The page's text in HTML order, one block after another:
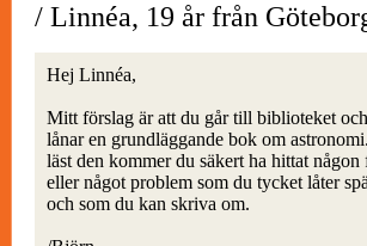
/ Linnéa, 19 år från
Hej Linnéa,
Mitt förslag är att du går till biblioteket och
lånar en grundläggande bok om
läst den kommer du säkert ha hittat någon
eller något problem som du tycket låter
och som du kan skriva om.